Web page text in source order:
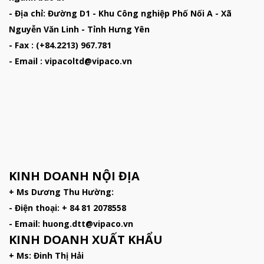
- Địa chỉ: Đường D1 - Khu Công nghiệp Phố Nối A - Xã
Nguyễn Văn Linh - Tỉnh Hưng Yên
- Fax : (+84.2213) 967.781
- Email : vipacoltd@vipaco.vn
KINH DOANH NỘI ĐỊA
+ Ms Dương Thu Hường:
- Điện thoại: + 84 81 2078558
- Email: huong.dtt@vipaco.vn
KINH DOANH XUẤT KHẨU
+ Ms: Đinh Thị Hải